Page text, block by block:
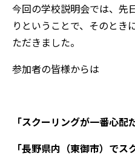
今回の学校説明会では、先
りということで、そのとき
ただきました。
参加者の皆様からは
「スクーリングが一番心配
「長野県内（東御市）で